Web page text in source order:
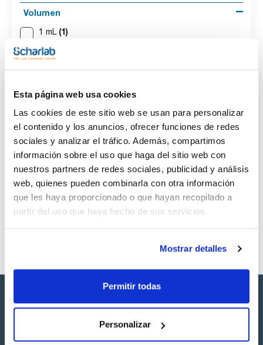
Esta página web usa cookies
Las cookies de este sitio web se usan para personalizar
el contenido y los anuncios, ofrecer funciones de redes
sociales y analizar el tráfico. Además, compartimos
información sobre el uso que haga del sitio web con
nuestros partners de redes sociales, publicidad y análisis
web, quienes pueden combinarla con otra información
que les haya proporcionado o que hayan recopilado a
partir del uso que haya hecho de sus servicios.
Mostrar detalles
Permitir todas
Personalizar
Volumen
1 mL (1)
Envase
VIAL
Volumen
1 mL
CAS
[529-20-4]
Referencia
SB15081-1M
x 1mL
Comprar
Disponibilidad
Ver stock